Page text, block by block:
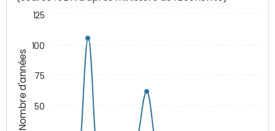
Nombre d'années 50
75
100
125